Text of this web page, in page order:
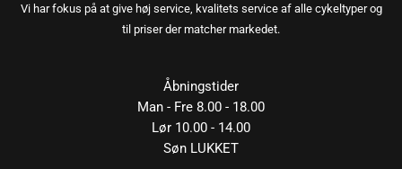
Vi har fokus på at give høj service, kvalitets service af alle cykeltyper og
til priser der matcher markedet.
Åbningstider
Man - Fre 8.00 - 18.00
Lør 10.00 - 14.00
Søn LUKKET